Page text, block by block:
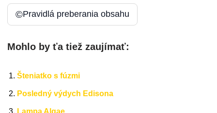
©Pravidlá preberania obsahu
Mohlo by ťa tiež zaujímať:
Šteniatko s fúzmi
Posledný výdych Edisona
Lampa Algae